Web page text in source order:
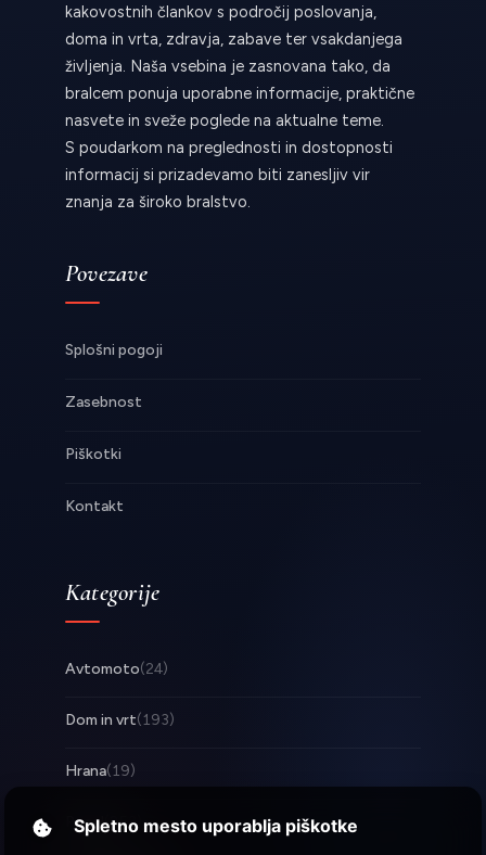
kakovostnih člankov s področij poslovanja,
doma in vrta, zdravja, zabave ter vsakdanjega
življenja. Naša vsebina je zasnovana tako, da
bralcem ponuja uporabne informacije, praktične
nasvete in sveže poglede na aktualne teme.
S poudarkom na preglednosti in dostopnosti
informacij si prizadevamo biti zanesljiv vir
znanja za široko bralstvo.
Povezave
Splošni pogoji
Zasebnost
Piškotki
Kontakt
Kategorije
Avtomoto(24)
Dom in vrt(193)
Hrana(19)
Posel(253)
Spletno mesto uporablja piškotke